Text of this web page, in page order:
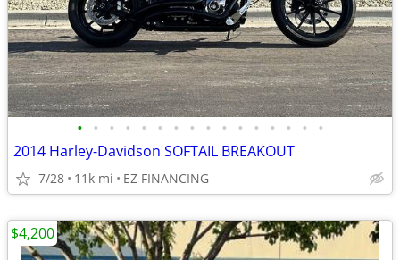
• • • • • • • • • • • • • • • •
2014 Harley-Davidson SOFTAIL BREAKOUT
7/28 11k mi EZ FINANCING
$4,200